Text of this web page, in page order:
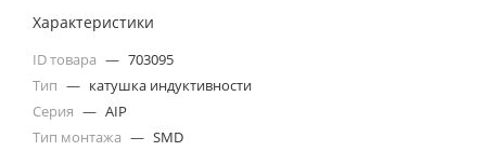
Характеристики
ID товара — 703095
Тип — катушка индуктивности
Серия — AIP
Тип монтажа — SMD